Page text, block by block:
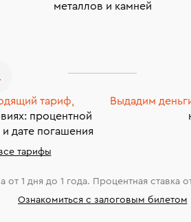
металлов и камней
тариф,
процентной
дате погашения
тарифы
Выдадим
от 1 дня до 1 года. Процентная ставка
Ознакомиться с залоговым билетом